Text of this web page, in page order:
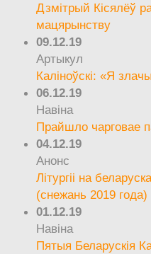
Дзмітрый Кісялёў
мацярынству
09.12.19
Артыкул
Каліноўскі: «Я
06.12.19
Навіна
Прайшло чарговае
04.12.19
Анонс
Літургіі на
(снежань 2019 года)
01.12.19
Навіна
Пятыя Беларускія